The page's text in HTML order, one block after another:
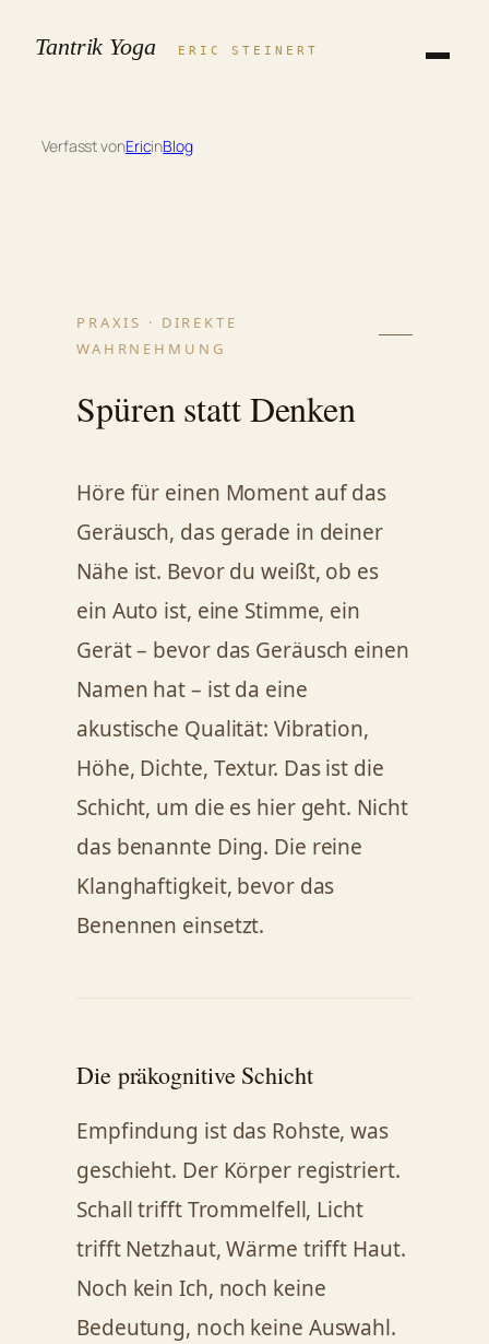
Inhalt
Tantrik Yoga ERIC STEINERT
Verfasst vonEricinBlog
PRAXIS · DIREKTE
WAHRNEHMUNG
Spüren statt Denken
Höre für einen Moment auf das
Geräusch, das gerade in deiner
Nähe ist. Bevor du weißt, ob es
ein Auto ist, eine Stimme, ein
Gerät – bevor das Geräusch einen
Namen hat – ist da eine
akustische Qualität: Vibration,
Höhe, Dichte, Textur. Das ist die
Schicht, um die es hier geht. Nicht
das benannte Ding. Die reine
Klanghaftigkeit, bevor das
Benennen einsetzt.
Die präkognitive Schicht
Empfindung ist das Rohste, was
geschieht. Der Körper registriert.
Schall trifft Trommelfell, Licht
trifft Netzhaut, Wärme trifft Haut.
Noch kein Ich, noch keine
Bedeutung, noch keine Auswahl.